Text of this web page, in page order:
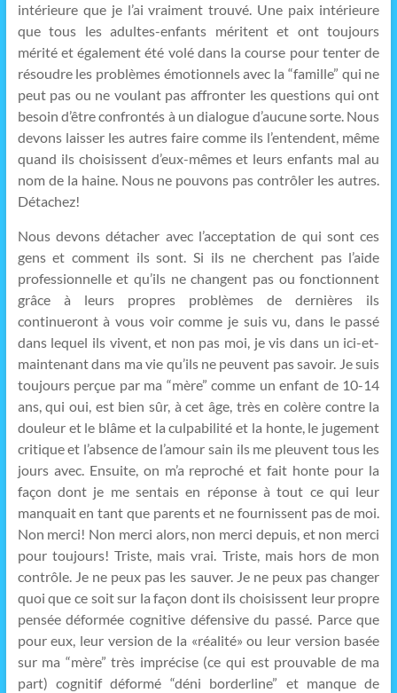
intérieure que je l’ai vraiment trouvé. Une paix intérieure
que tous les adultes-enfants méritent et ont toujours
mérité et également été volé dans la course pour tenter de
résoudre les problèmes émotionnels avec la “famille” qui ne
peut pas ou ne voulant pas affronter les questions qui ont
besoin d’être confrontés à un dialogue d’aucune sorte. Nous
devons laisser les autres faire comme ils l’entendent, même
quand ils choisissent d’eux-mêmes et leurs enfants mal au
nom de la haine. Nous ne pouvons pas contrôler les autres.
Détachez!
Nous devons détacher avec l’acceptation de qui sont ces
gens et comment ils sont. Si ils ne cherchent pas l’aide
professionnelle et qu’ils ne changent pas ou fonctionnent
grâce à leurs propres problèmes de dernières ils
continueront à vous voir comme je suis vu, dans le passé
dans lequel ils vivent, et non pas moi, je vis dans un ici-et-
maintenant dans ma vie qu’ils ne peuvent pas savoir. Je suis
toujours perçue par ma “mère” comme un enfant de 10-14
ans, qui oui, est bien sûr, à cet âge, très en colère contre la
douleur et le blâme et la culpabilité et la honte, le jugement
critique et l’absence de l’amour sain ils me pleuvent tous les
jours avec. Ensuite, on m’a reproché et fait honte pour la
façon dont je me sentais en réponse à tout ce qui leur
manquait en tant que parents et ne fournissent pas de moi.
Non merci! Non merci alors, non merci depuis, et non merci
pour toujours! Triste, mais vrai. Triste, mais hors de mon
contrôle. Je ne peux pas les sauver. Je ne peux pas changer
quoi que ce soit sur la façon dont ils choisissent leur propre
pensée déformée cognitive défensive du passé. Parce que
pour eux, leur version de la «réalité» ou leur version basée
sur ma “mère” très imprécise (ce qui est prouvable de ma
part) cognitif déformé “déni borderline” et manque de